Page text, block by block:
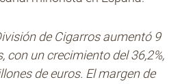
de Cigarros aumentó 9
con un crecimiento del 36,2%,
de euros. El margen de